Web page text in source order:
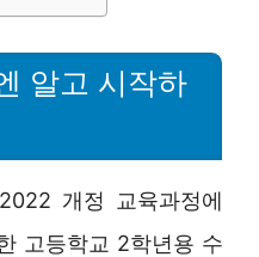
알고 시작하
개정 교육과정에
고등학교 2학년용 수